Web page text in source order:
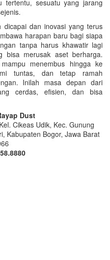
tertentu, sesuatu yang jarang
dicapai dan inovasi yang terus
harapan baru bagi siapa
tanpa harus khawatir lagi
bisa merusak aset berharga.
menembus hingga ke
tuntas, dan tetap ramah
Inilah masa depan dari
cerdas, efisien, dan bisa
Dust
Cikeas Udik, Kec. Gunung
Kabupaten Bogor, Jawa Barat